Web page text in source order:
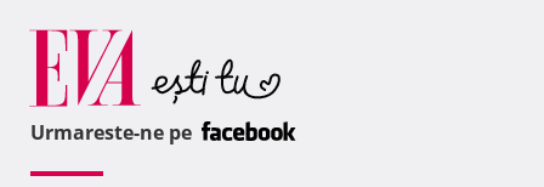
Urmareste-ne pe